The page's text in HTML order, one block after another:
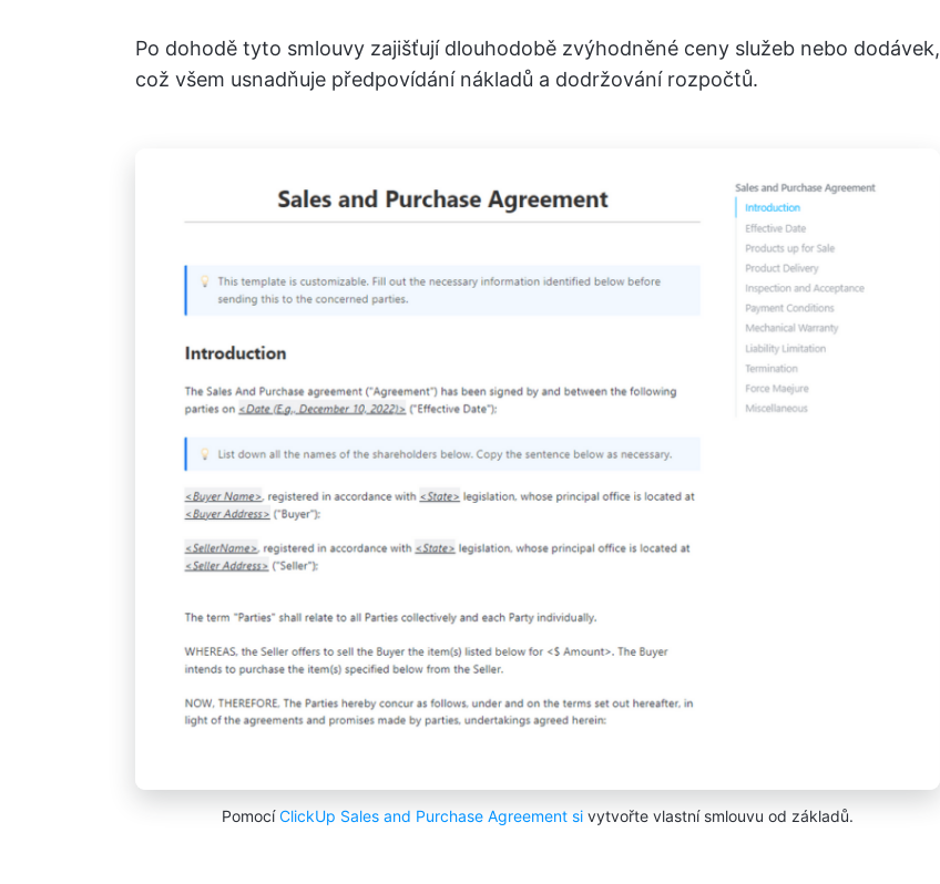
Po dohodě tyto smlouvy zajišťují dlouhodobě zvýhodněné ceny služeb nebo dodávek,
což všem usnadňuje předpovídání nákladů a dodržování rozpočtů.
PomocíClickUp Sales and Purchase Agreement si vytvořte vlastní smlouvu od základů.